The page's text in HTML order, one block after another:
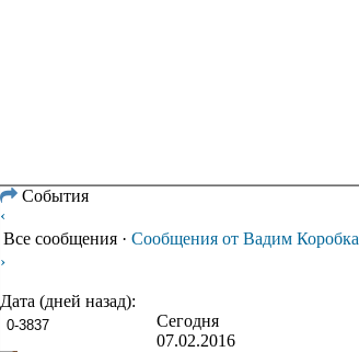
События
‹
Все сообщения · Сообщения от Вадим Коробка
›
Дата (дней назад):
Сегодня
07.02.2016